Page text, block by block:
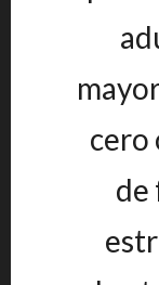
cero
de